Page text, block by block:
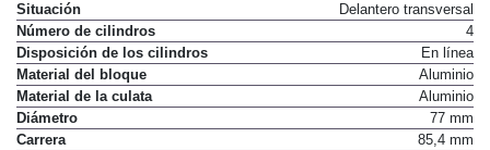
Situación
Delantero transversal
Número de cilindros
4
Disposición de los cilindros
En línea
Material del bloque
Aluminio
Material de la culata
Aluminio
Diámetro
77 mm
Carrera
85,4 mm